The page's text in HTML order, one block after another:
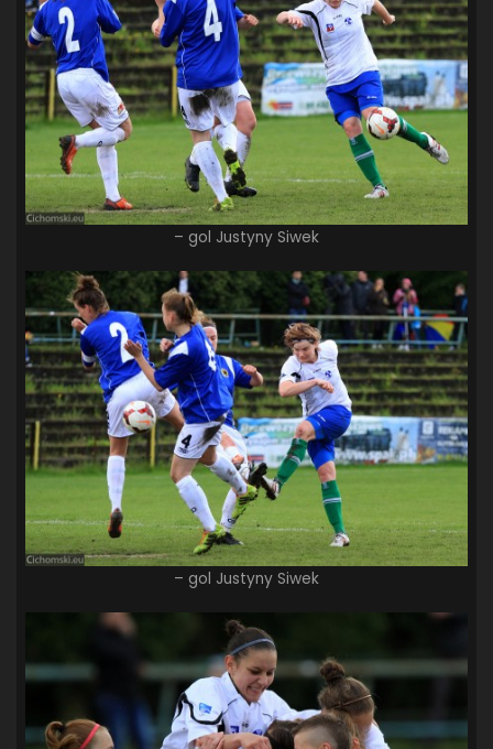
– gol Justyny Siwek
– gol Justyny Siwek